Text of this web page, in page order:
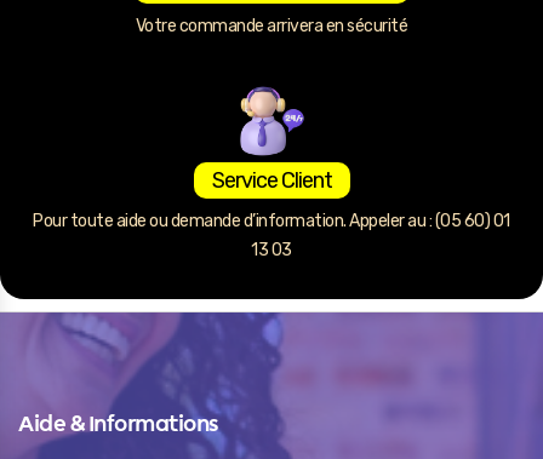
Votre commande arrivera en sécurité
Service Client
Pour toute aide ou demande d’information. Appeler au : (05 60) 01
13 03
Aide & Informations